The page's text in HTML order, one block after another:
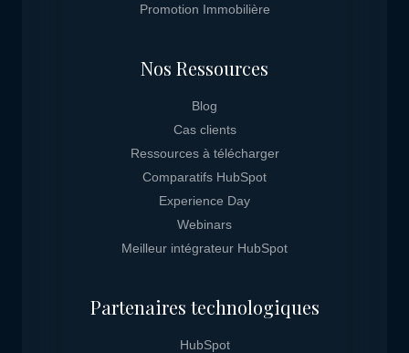
Promotion Immobilière
Nos Ressources
Blog
Cas clients
Ressources à télécharger
Comparatifs HubSpot
Experience Day
Webinars
Meilleur intégrateur HubSpot
Partenaires technologiques
HubSpot